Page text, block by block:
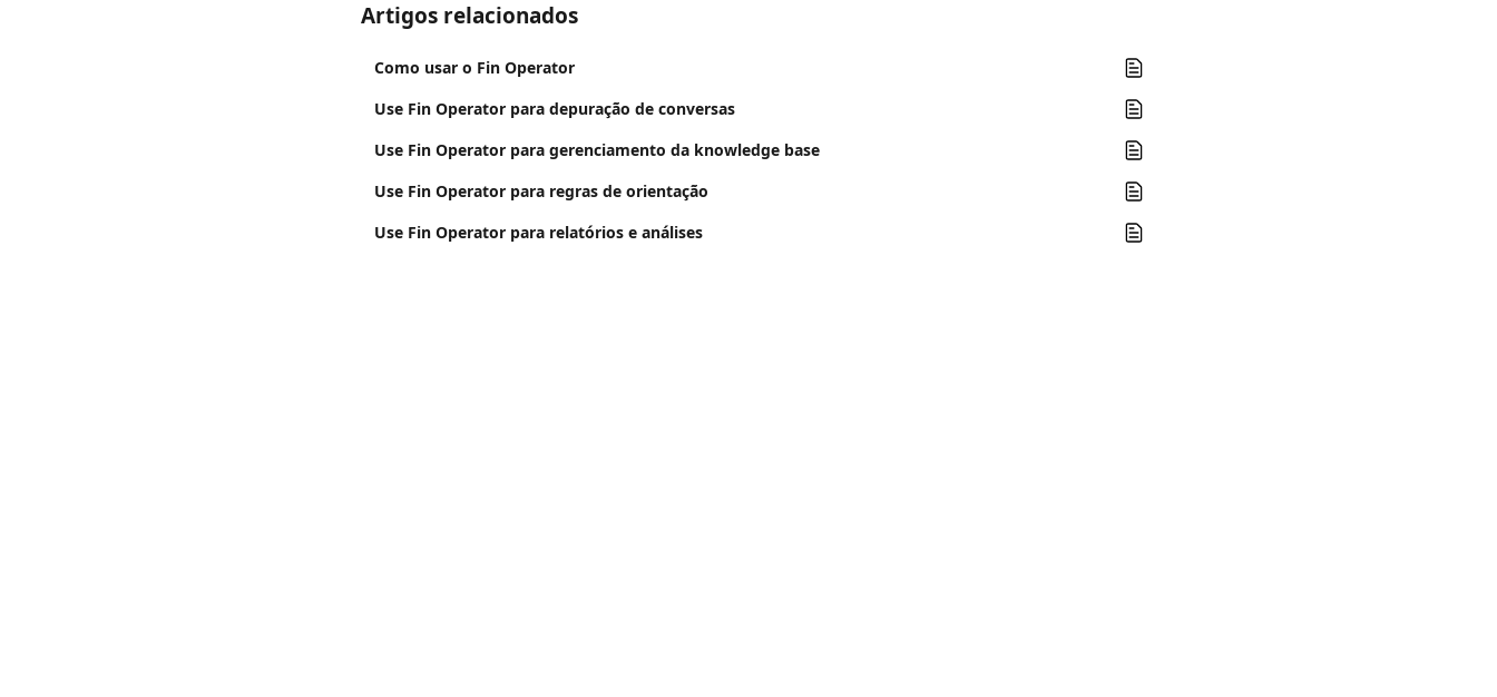
Artigos relacionados
Como usar o Fin Operator
Use Fin Operator para depuração de conversas
Use Fin Operator para gerenciamento da knowledge base
Use Fin Operator para regras de orientação
Use Fin Operator para relatórios e análises